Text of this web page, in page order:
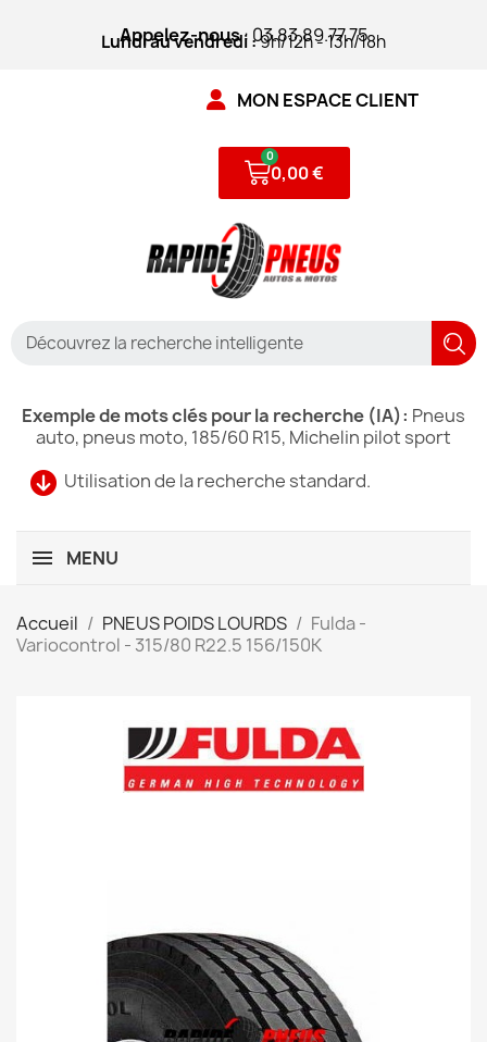
Appelez-nous: 03.83.89.77.75
Lundi au vendredi :9h/12h - 13h/18h
MON ESPACE CLIENT
0,00 €
Utilisation de la recherche standard.
Exemple de mots clés pour la recherche (IA): Pneus
auto, pneus moto, 185/60 R15, Michelin pilot sport
MENU
Accueil PNEUS POIDS LOURDS
Fulda -
Variocontrol - 315/80 R22.5 156/150K